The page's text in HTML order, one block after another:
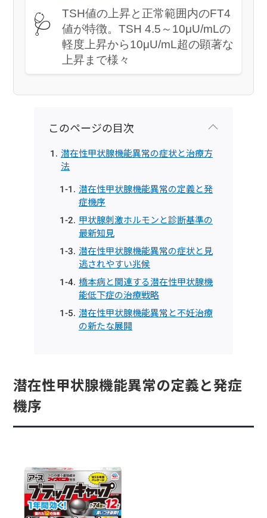
🩺
TSH値の上昇と正常範囲内のFT4
値が特徴。TSH 4.5～10μU/mLの
軽度上昇から10μU/mL超の顕著な
上昇まで様々
このページの目次
潜在性甲状腺機能異常の症状と治療方
法
潜在性甲状腺機能異常の定義と発
症機序
甲状腺刺激ホルモンと診断基準の
最新知見
潜在性甲状腺機能異常の症状と見
逃されやすい兆候
橋本病と関連する潜在性甲状腺機
能低下症の治療戦略
潜在性甲状腺機能異常と不妊治療
の新たな展開
潜在性甲状腺機能異常の定義と発症
機序